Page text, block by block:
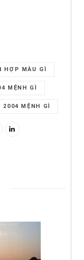
HỢP MÀU GÌ
MỆNH GÌ
2004 MỆNH GÌ